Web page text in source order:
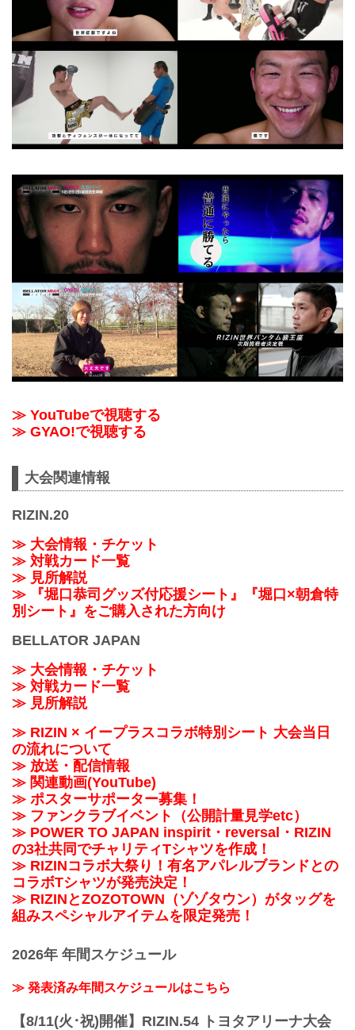
≫ YouTubeで視聴する
≫ GYAO!で視聴する
大会関連情報
RIZIN.20
≫ 大会情報・チケット
≫ 対戦カード一覧
≫ 見所解説
≫ 『堀口恭司グッズ付応援シート』『堀口×朝倉特
別シート』をご購入された方向け
BELLATOR JAPAN
≫ 大会情報・チケット
≫ 対戦カード一覧
≫ 見所解説
≫ RIZIN × イープラスコラボ特別シート 大会当日
の流れについて
≫ 放送・配信情報
≫ 関連動画(YouTube)
≫ ポスターサポーター募集！
≫ ファンクラブイベント（公開計量見学etc）
≫ POWER TO JAPAN inspirit・reversal・RIZIN
の3社共同でチャリティTシャツを作成！
≫ RIZINコラボ大祭り！有名アパレルブランドとの
コラボTシャツが発売決定！
≫ RIZINとZOZOTOWN（ゾゾタウン）がタッグを
組みスペシャルアイテムを限定発売！
2026年 年間スケジュール
≫ 発表済み年間スケジュールはこちら
【8/11(火･祝)開催】RIZIN.54 トヨタアリーナ大会